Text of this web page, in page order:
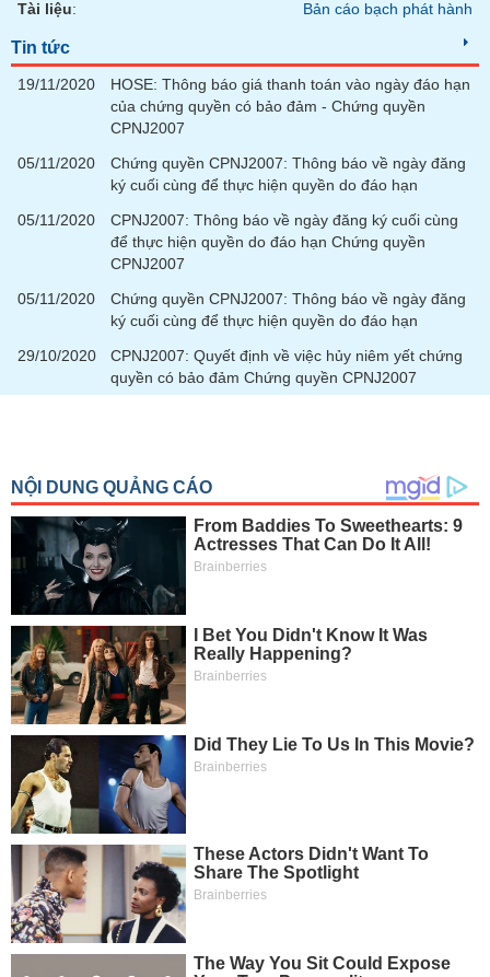
liệu
Tâm
lý
Tài liệu: Bản cáo bạch phát hành
Tin tức
19/11/2020
HOSE: Thông báo giá thanh toán vào ngày đáo hạn
của chứng quyền có bảo đảm - Chứng quyền
CPNJ2007
05/11/2020
Chứng quyền CPNJ2007: Thông báo về ngày đăng
ký cuối cùng để thực hiện quyền do đáo hạn
05/11/2020
CPNJ2007: Thông báo về ngày đăng ký cuối cùng
để thực hiện quyền do đáo hạn Chứng quyền
CPNJ2007
05/11/2020
Chứng quyền CPNJ2007: Thông báo về ngày đăng
ký cuối cùng để thực hiện quyền do đáo hạn
29/10/2020
CPNJ2007: Quyết định về việc hủy niêm yết chứng
quyền có bảo đảm Chứng quyền CPNJ2007
TIÊU
THIẾT
TIÊU
YẾU
SÓC
SỨC
KHỎE
TÀI
CHÍNH
CÔNG
NGHỆ
THÔNG
TIN